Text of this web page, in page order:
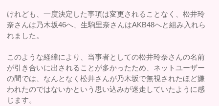
けれども、一度決定した事項は変更されることなく、松井玲
奈さんは乃木坂46へ、生駒里奈さんはAKB48へと組み入れら
れました。
このような経緯により、当事者としての松井玲奈さんの名前
が引き合いに出されることが多かったため、ネットユーザー
の間では、なんとなく松井さんが乃木坂で無視されたほど嫌
われたのではないかという思い込みが迷走していたように感
じます。